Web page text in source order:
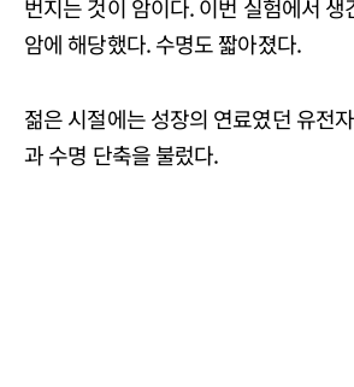
번지는 것이 암이다. 이번 실험에서 생
암에 해당했다. 수명도 짧아졌다.
젊은 시절에는 성장의 연료였던 유전
과 수명 단축을 불렀다.